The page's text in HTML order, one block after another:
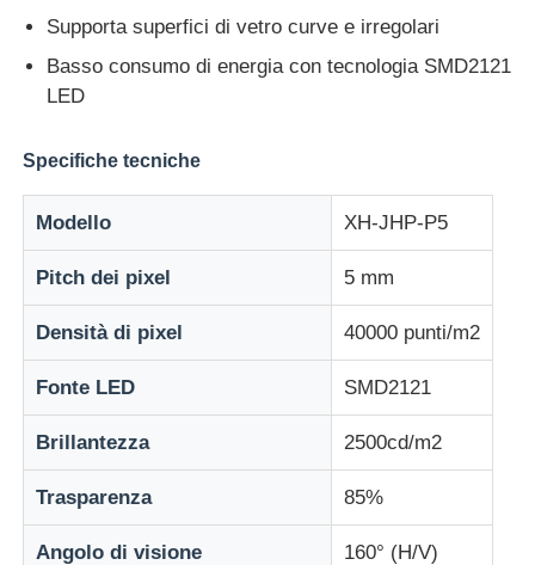
Schermata a mesh a LED
Display a mesh a LED
Schermo del film trasparente a LED
Display LED trasparente
Schermo LED Volante per Droni
schermo a led olografico
Schermo della griglia a LED
Schermo di visualizzazione trasparente
Supporta superfici di vetro curve e irregolari
Basso consumo di energia con tecnologia SMD2121
LED
Specifiche tecniche
Modello XH-JHP-P5
Pitch dei pixel 5 mm
Densità di pixel 40000 punti/m2
Fonte LED SMD2121
Brillantezza 2500cd/m2
Trasparenza 85%
Angolo di visione 160° (H/V)